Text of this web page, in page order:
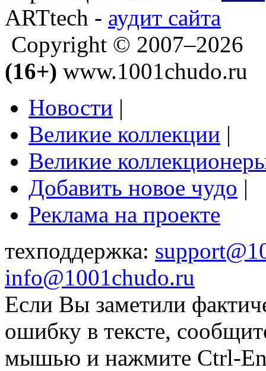
ARTtech - аудит сайта
Copyright © 2007–2026
(16+) www.1001chudo.ru
Новости |
Великие коллекции |
Великие
Добавить новое чудо |
Реклама на проекте
техподдержка:
info@1001chudo.ru
Если Вы заметили
ошибку в тексте,
мышью и нажмите Ctrl-